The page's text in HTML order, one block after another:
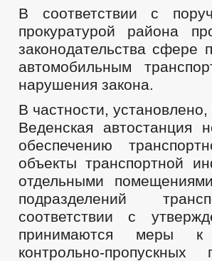
В соответствии с
прокуратурой района
законодательства сфере
автомобильным
нарушения закона.
В частности,
Веденская автостанция
обеспечению
объекты транспортной
отдельными
подразделений
соответствии с
принимаются меры к
контрольно-